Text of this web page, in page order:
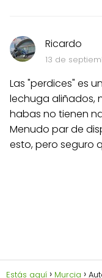
Ricardo
13 de
Las "perdices" es
lechuga aliñados,
habas no tienen
Menudo par de
esto, pero seguro
Estás aquí Murcia